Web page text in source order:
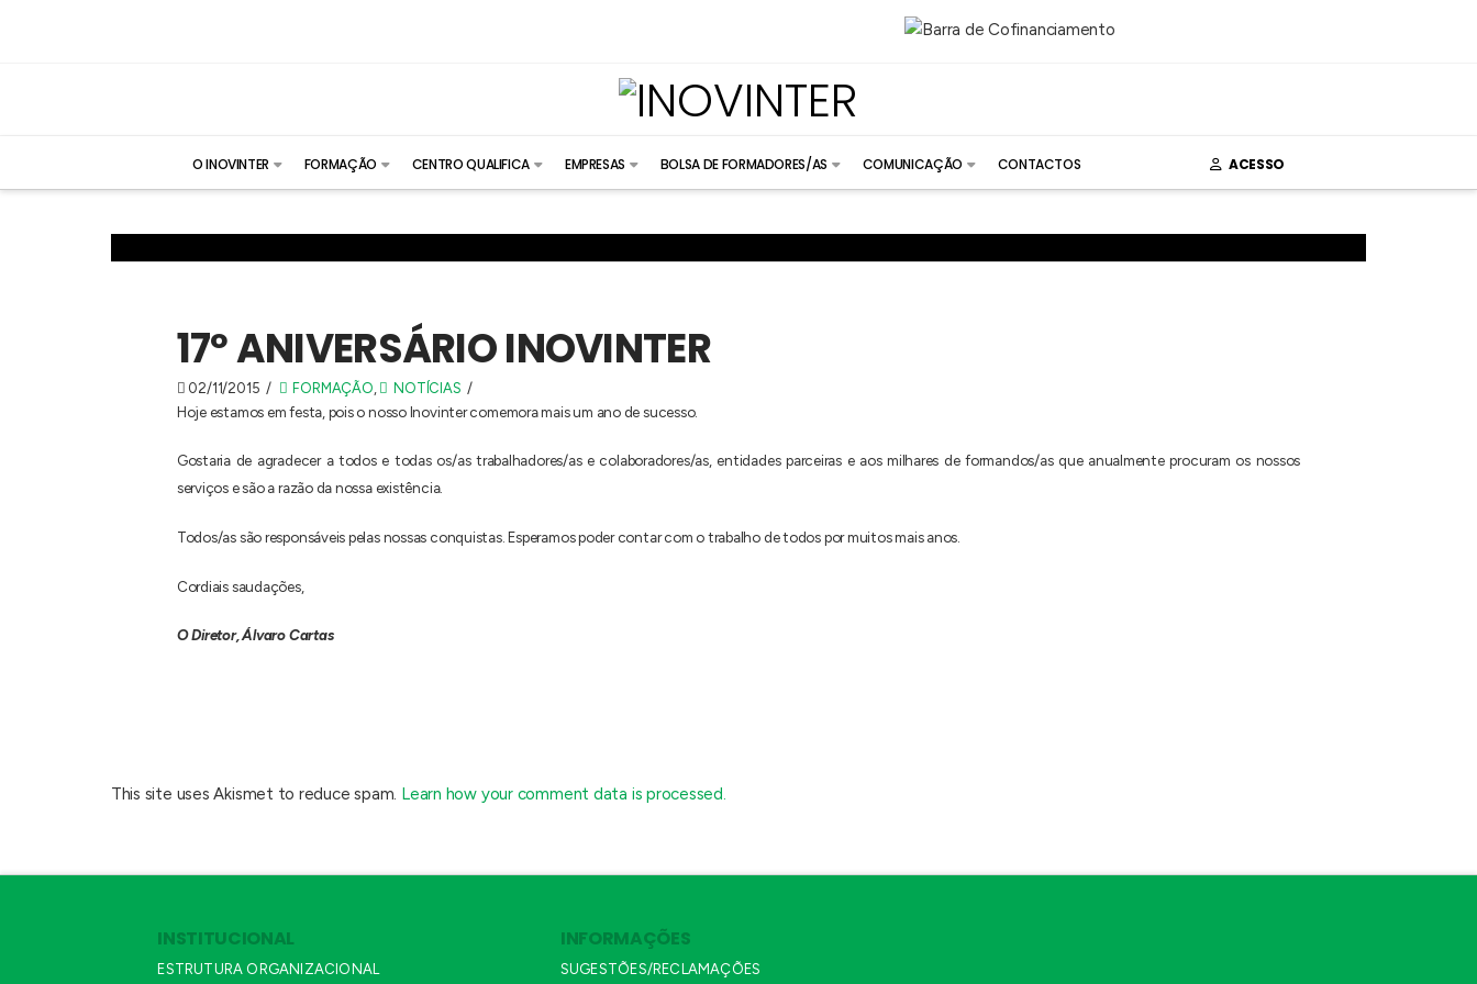
O INOVINTER FORMAÇÃO CENTRO QUALIFICA EMPRESAS BOLSA DE FORMADORES/AS COMUNICAÇÃO CONTACTOS ACESSO
17º ANIVERSÁRIO INOVINTER
02/11/2015 FORMAÇÃO NOTÍCIAS
Hoje estamos em festa, pois o nosso Inovinter comemora mais um ano de sucesso.
Gostaria de agradecer a todos e todas os/as trabalhadores/as e colaboradores/as, entidades parceiras e aos milhares de formandos/as que anualmente procuram os nossos
serviços e são a razão da nossa existência.
Todos/as são responsáveis pelas nossas conquistas. Esperamos poder contar com o trabalho de todos por muitos mais anos.
Cordiais saudações,
O Diretor, Álvaro Cartas
This site uses Akismet to reduce spam. Learn how your comment data is processed.
INSTITUCIONAL
ESTRUTURA ORGANIZACIONAL
INFORMAÇÕES
SUGESTÕES/RECLAMAÇÕES